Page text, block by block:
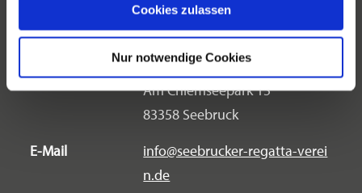
Cookies zulassen
Nur notwendige Cookies
Adresse
Clubgelände Seebrucker
Regatta-Verein e. V.
Am Chiemseepark 15
83358 Seebruck
E-Mail
info@seebrucker-regatta-verei
n.de